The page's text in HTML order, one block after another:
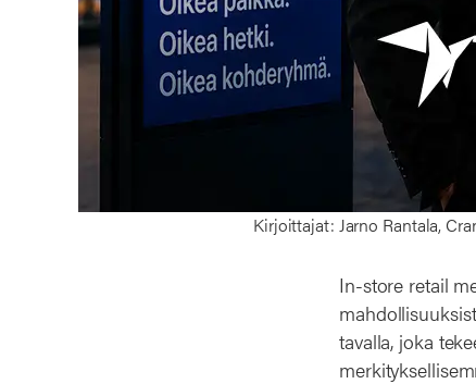
Kirjoittajat: Jarno Rantala,
In-store retail
tavalla, joka